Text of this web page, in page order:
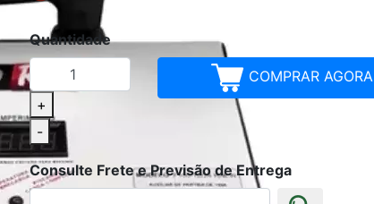
Quantidade
+
-
COMPRAR AGORA
Consulte Frete e Previsão de Entrega